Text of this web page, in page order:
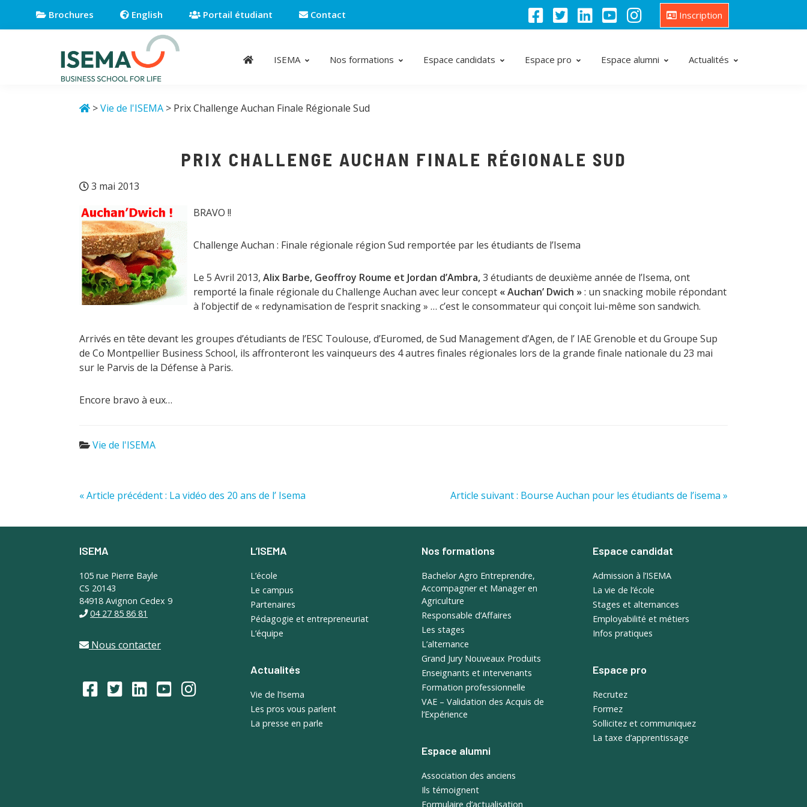
Brochures English Portail étudiant Contact Inscription
school
ISEMA Nos formations Espace candidats Espace pro Espace alumni Actualités
>Vie de l'ISEMA > Prix Challenge Auchan Finale Régionale Sud
PRIX CHALLENGE AUCHAN FINALE RÉGIONALE SUD
3 mai 2013
BRAVO !!
Challenge Auchan : Finale régionale région Sud remportée par les étudiants de l’Isema
Le 5 Avril 2013, Alix Barbe, Geoffroy Roume et Jordan d’Ambra,3 étudiants de deuxième année de l’Isema, ont
remporté la finale régionale du Challenge Auchan avec leur concept « Auchan’ Dwich »: un snacking mobile répondant
à l’objectif de « redynamisation de l’esprit snacking » … c’est le consommateur qui conçoit lui-même son sandwich.
Arrivés en tête devant les groupes d’étudiants de l’ESC Toulouse, d’Euromed, de Sud Management d’Agen, de l’ IAE Grenoble et du Groupe Sup
de Co Montpellier Business School, ils affronteront les vainqueurs des 4 autres finales régionales lors de la grande finale nationale du 23 mai
sur le Parvis de la Défense à Paris.
Encore bravo à eux…
Vie de l'ISEMA
« Article précédent : La vidéo des 20 ans de l’ Isema Article suivant : Bourse Auchan pour les étudiants de l’isema »
ISEMA
105 rue Pierre Bayle
CS 20143
84918 Avignon Cedex 9
04 27 85 86 81
Nous contacter
L’ISEMA
L’école
Le campus
Partenaires
Pédagogie et entrepreneuriat
L’équipe
Actualités
Vie de l’Isema
Les pros vous parlent
La presse en parle
Nos formations
Bachelor Agro Entreprendre,
Accompagner et Manager en
Agriculture
Responsable d’Affaires
Les stages
L’alternance
Grand Jury Nouveaux Produits
Enseignants et intervenants
Formation professionnelle
VAE – Validation des Acquis de
l’Expérience
Espace alumni
Association des anciens
Ils témoignent
Formulaire d’actualisation
Espace candidat
Admission à l’ISEMA
La vie de l’école
Stages et alternances
Employabilité et métiers
Infos pratiques
Espace pro
Recrutez
Formez
Sollicitez et communiquez
La taxe d’apprentissage